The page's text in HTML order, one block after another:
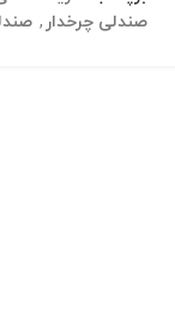
صندلی چرخدار ,